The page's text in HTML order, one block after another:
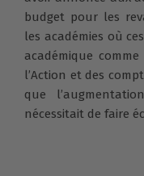
budget pour les
les académies où
académique
l’Action et des
que
nécessitait de faire